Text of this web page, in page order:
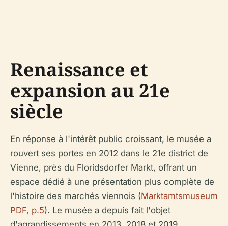
Renaissance et
expansion au 21e
siècle
En réponse à l'intérêt public croissant, le musée a
rouvert ses portes en 2012 dans le 21e district de
Vienne, près du Floridsdorfer Markt, offrant un
espace dédié à une présentation plus complète de
l'histoire des marchés viennois (Marktamtsmuseum
PDF, p.5). Le musée a depuis fait l'objet